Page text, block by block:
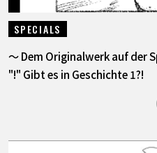
SPECIALS
～ Dem Originalwerk auf der
"!" Gibt es in Geschichte 1?!